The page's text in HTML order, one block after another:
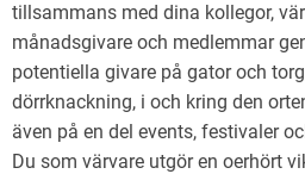
tillsammans med dina kollegor,
månadsgivare och medlemmar
potentiella givare på gator och
dörrknackning, i och kring den
även på en del events, festivaler
Du som värvare utgör en oerhört